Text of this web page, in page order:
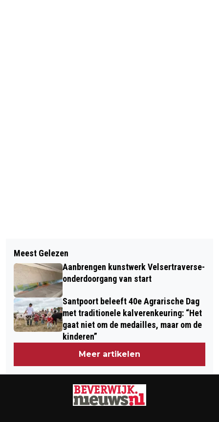
HAPPY WEEKEND IN BEVERWIJK,
WIJK AAN ZEE EN HEEMSKERK
NIELS VAN HUIJSSTEDEN WINT VOOR
5E MAAL MAX OPEN SOCCERSQUASH
Meest Gelezen
Aanbrengen kunstwerk Velsertraverse-
onderdoorgang van start
Santpoort beleeft 40e Agrarische Dag
met traditionele kalverenkeuring: “Het
gaat niet om de medailles, maar om de
kinderen”
Meer artikelen